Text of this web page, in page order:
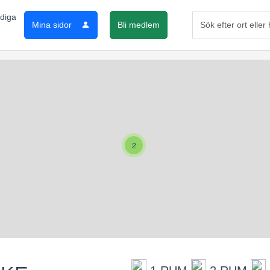
Mina sidor Bli medlem
2